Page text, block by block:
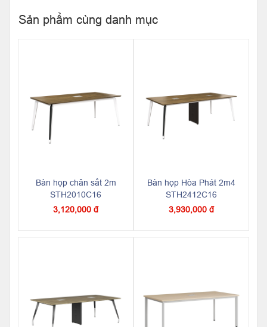
Sản phẩm cùng danh mục
Bàn họp chân sắt 2m
STH2010C16
3,120,000 đ
Bàn họp Hòa Phát 2m4
STH2412C16
3,930,000 đ